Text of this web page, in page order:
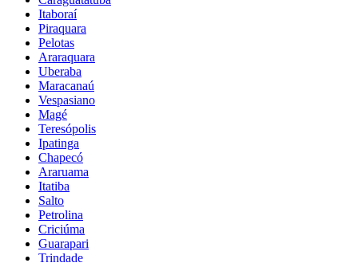
Itaboraí
Piraquara
Pelotas
Araraquara
Uberaba
Maracanaú
Vespasiano
Magé
Teresópolis
Ipatinga
Chapecó
Araruama
Itatiba
Salto
Petrolina
Criciúma
Guarapari
Trindade